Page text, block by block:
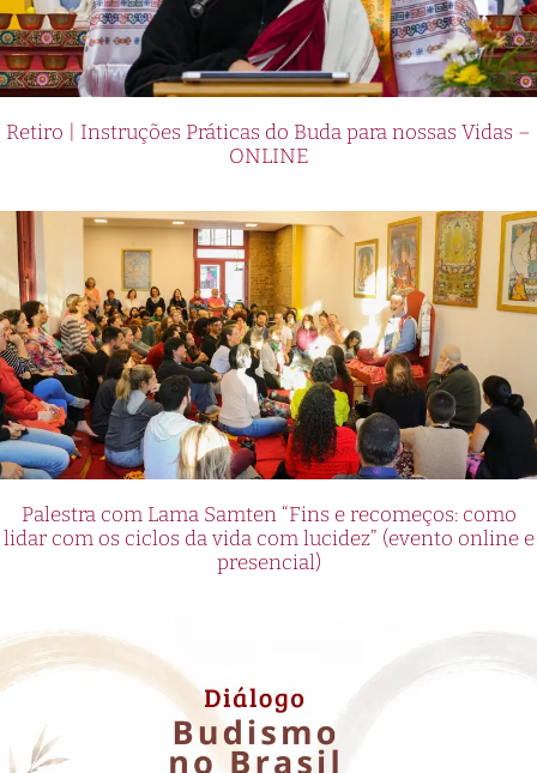
Retiro | Instruções Práticas do Buda para nossas Vidas –
ONLINE
Palestra com Lama Samten “Fins e recomeços: como
lidar com os ciclos da vida com lucidez” (evento online e
presencial)